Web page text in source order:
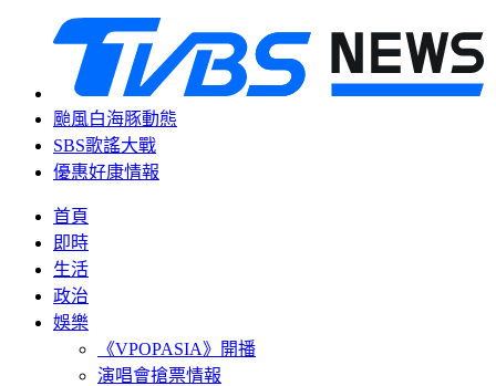
颱風白海豚動態
SBS歌謠大戰
優惠好康情報
首頁
即時
生活
政治
娛樂
《VPOPASIA》開播
演唱會搶票情報